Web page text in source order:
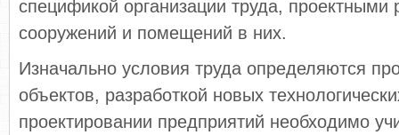
спецификой организации труда,
сооружений и помещений в них.
Изначально условия труда определяются
объектов, разработкой новых
проектировании предприятий необходимо